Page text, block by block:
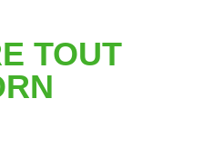
TOUT